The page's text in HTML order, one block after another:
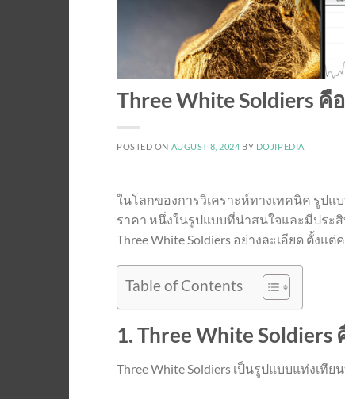
Three White Soldiers คื
POSTED ON AUGUST 8, 2024 BY DOJIPEDIA
ในโลกของการวิเคราะห์ทางเทคนิค รูป
ราคา หนึ่งในรูปแบบที่น่าสนใจและมีประ
Three White Soldiers อย่างละเอียด ตั้ง
Table of Contents
1. Three White Soldiers
Three White Soldiers เป็นรูปแบบแท่งเ